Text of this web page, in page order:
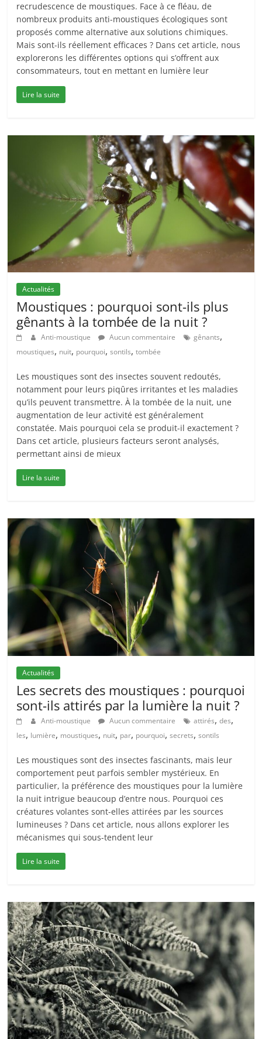
recrudescence de moustiques. Face à ce fléau, de
nombreux produits anti-moustiques écologiques sont
proposés comme alternative aux solutions chimiques.
Mais sont-ils réellement efficaces ? Dans cet article, nous
explorerons les différentes options qui s’offrent aux
consommateurs, tout en mettant en lumière leur
Lire la suite
Actualités
Moustiques : pourquoi sont-ils plus
gênants à la tombée de la nuit ?
Anti-moustique Aucun commentaire gênants,
moustiques, nuit, pourquoi,sontils,tombée
Les moustiques sont des insectes souvent redoutés,
notamment pour leurs piqûres irritantes et les maladies
qu’ils peuvent transmettre. À la tombée de la nuit, une
augmentation de leur activité est généralement
constatée. Mais pourquoi cela se produit-il exactement ?
Dans cet article, plusieurs facteurs seront analysés,
permettant ainsi de mieux
Lire la suite
Actualités
Les secrets des moustiques : pourquoi
sont-ils attirés par la lumière la nuit ?
Anti-moustique Aucun commentaire attirés,des,
les, lumière, moustiques, nuit, par, pourquoi,secrets,sontils
Les moustiques sont des insectes fascinants, mais leur
comportement peut parfois sembler mystérieux. En
particulier, la préférence des moustiques pour la lumière
la nuit intrigue beaucoup d’entre nous. Pourquoi ces
créatures volantes sont-elles attirées par les sources
lumineuses ? Dans cet article, nous allons explorer les
mécanismes qui sous-tendent leur
Lire la suite